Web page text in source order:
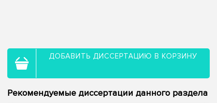
ДОБАВИТЬ ДИССЕРТАЦИЮ В КОРЗИНУ
Рекомендуемые диссертации данного раздела